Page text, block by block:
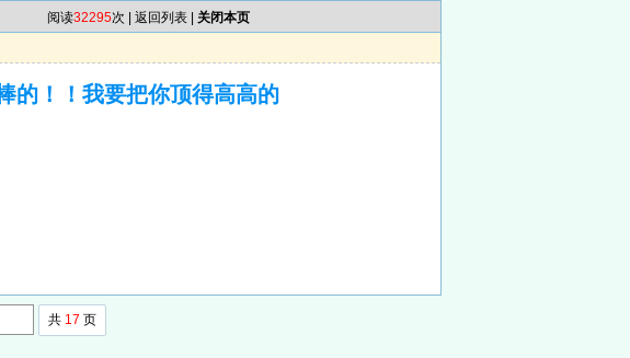
阅读32295次 | 返回列表 关闭本页
的！！我要把你顶得高高的
共 17 页